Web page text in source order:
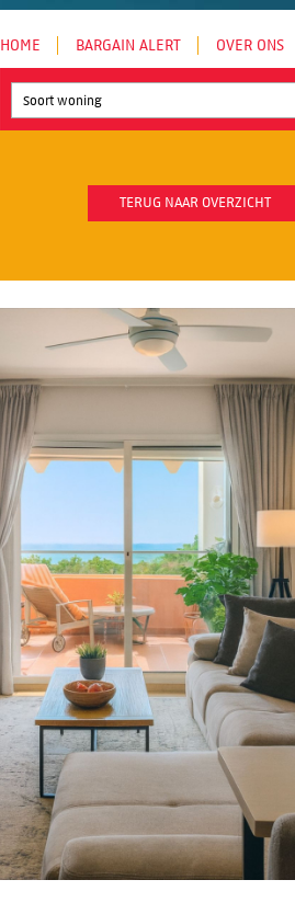
HOME BARGAIN ALERT OVER ONS
Soort woning
TERUG NAAR OVERZICHT